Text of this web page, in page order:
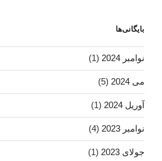
بایگانی‌ها
نوامبر 2024 (1)
می 2024 (5)
آوریل 2024 (1)
نوامبر 2023 (4)
جولای 2023 (1)